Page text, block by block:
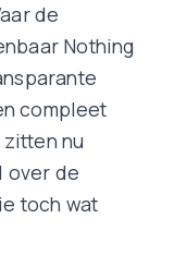
de
Nothing
compleet
zitten nu
over de
toch wat